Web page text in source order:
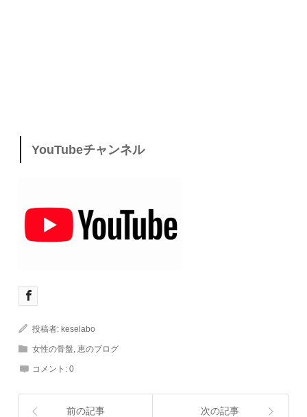
YouTubeチャンネル
投稿者:keselabo
女性の骨盤 ,恵のブログ
コメント:0
前の記事 次の記事